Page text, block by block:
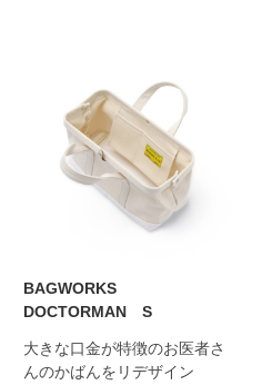
BAGWORKS
DOCTORMAN S
大きな口金が特徴のお医者さ
んのかばんをリデザイン